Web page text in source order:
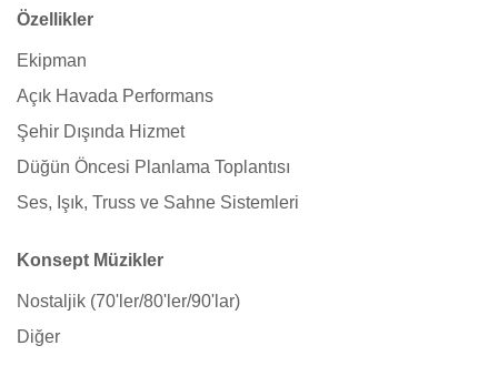
Özellikler
Ekipman
Açık Havada Performans
Şehir Dışında Hizmet
Düğün Öncesi Planlama Toplantısı
Ses, Işık, Truss ve Sahne Sistemleri
Konsept Müzikler
Nostaljik (70'ler/80'ler/90'lar)
Diğer